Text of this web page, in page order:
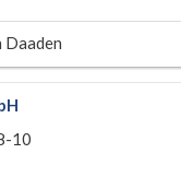
Daaden
10